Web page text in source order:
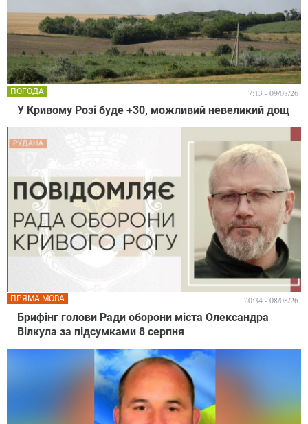
У Кривому Розі буде +30, можливий невеликий дощ
ПОГОДА 7:13 - 09/08/26
Брифінг голови Ради оборони міста Олександра
Вілкула за підсумками 8 серпня
ПРЯМА МОВА 20:34 - 08/08/26